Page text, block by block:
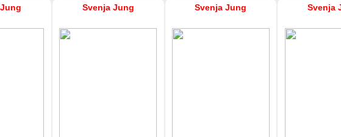
Svenja Jung Svenja Jung Svenja